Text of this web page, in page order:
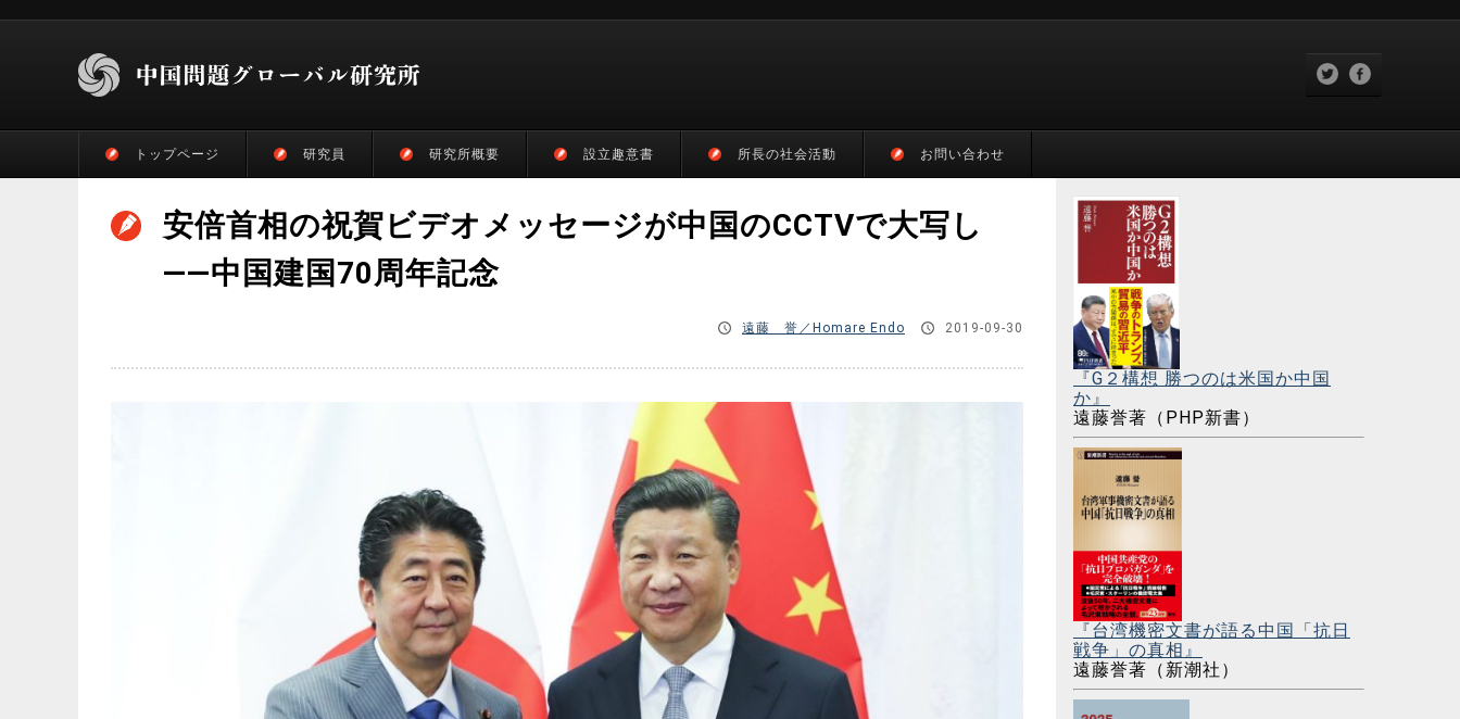
トップページ 研究員 研究所概要 設立趣意書 所長の社会活動 お問い合わせ
安倍首相の祝賀ビデオメッセージが中国のCCTVで大写し
――中国建国70周年記念
遠藤 誉／Homare Endo 2019-09-30
『G２構想 勝つのは米国か中国
か』
遠藤誉著（PHP新書）
『台湾機密文書が語る中国「抗日
戦争」の真相』
遠藤誉著（新潮社）